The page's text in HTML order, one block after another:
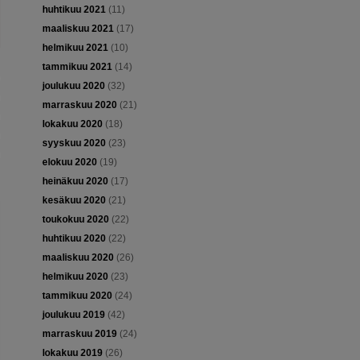
huhtikuu 2021(11)
maaliskuu 2021(17)
helmikuu 2021(10)
tammikuu 2021(14)
joulukuu 2020 (32)
marraskuu 2020 (21)
lokakuu 2020 (18)
syyskuu 2020 (23)
elokuu 2020 (19)
heinäkuu 2020 (17)
kesäkuu 2020 (21)
toukokuu 2020 (22)
huhtikuu 2020 (22)
maaliskuu 2020 (26)
helmikuu 2020 (23)
tammikuu 2020 (24)
joulukuu 2019(42)
marraskuu 2019(24)
lokakuu 2019(26)